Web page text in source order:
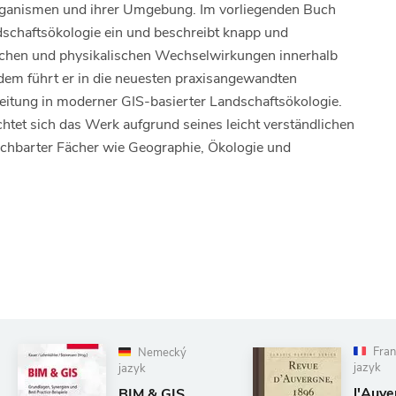
und ihrer Umgebung. Im vorliegenden Buch
ein und beschreibt knapp und
und physikalischen Wechselwirkungen innerhalb
führt er in die neuesten praxisangewandten
in moderner GIS-basierter Landschaftsökologie.
sich das Werk aufgrund seines leicht verständlichen
Fächer wie Geographie, Ökologie und
Nemecký